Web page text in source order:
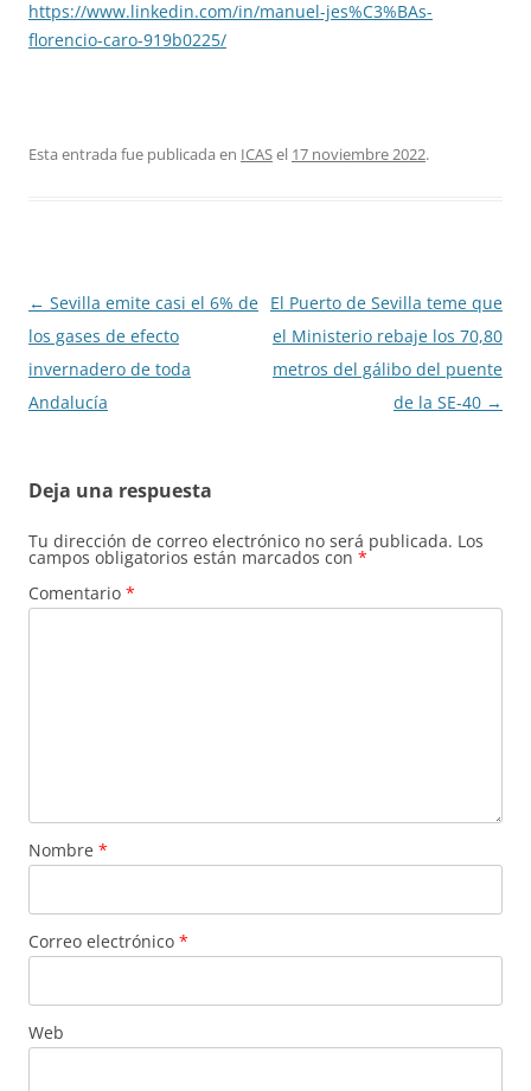
https://www.linkedin.com/in/manuel-jes%C3%BAs-
florencio-caro-919b0225/
Esta entrada fue publicada en ICASel 17 noviembre 2022.
Navegación
de
entradas
← Sevilla emite casi el 6% de
los gases de efecto
invernadero de toda
Andalucía
El Puerto de Sevilla teme que
el Ministerio rebaje los 70,80
metros del gálibo del puente
de la SE-40 →
Deja una respuesta
Tu dirección de correo electrónico no será publicada. Los
campos obligatorios están marcados con *
Comentario *
Nombre *
Correo electrónico *
Web